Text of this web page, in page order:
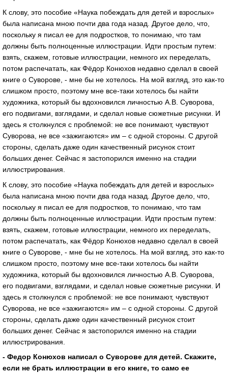
К слову, это пособие «Наука побеждать для детей и взрослых»
была написана мною почти два года назад. Другое дело, что,
поскольку я писал ее для подростков, то понимаю, что там
должны быть полноценные иллюстрации. Идти простым путем:
взять, скажем, готовые иллюстрации, немного их переделать,
потом распечатать, как Фёдор Конюхов недавно сделал в своей
книге о Суворове, - мне бы не хотелось. На мой взгляд, это как-то
слишком просто, поэтому мне все-таки хотелось бы найти
художника, который бы вдохновился личностью А.В. Суворова,
его подвигами, взглядами, и сделал новые сюжетные рисунки. И
здесь я столкнулся с проблемой: не все понимают, чувствуют
Суворова, не все «зажигаются» им – с одной стороны. С другой
стороны, сделать даже один качественный рисунок стоит
больших денег. Сейчас я застопорился именно на стадии
иллюстрирования.
К слову, это пособие «Наука побеждать для детей и взрослых»
была написана мною почти два года назад. Другое дело, что,
поскольку я писал ее для подростков, то понимаю, что там
должны быть полноценные иллюстрации. Идти простым путем:
взять, скажем, готовые иллюстрации, немного их переделать,
потом распечатать, как Фёдор Конюхов недавно сделал в своей
книге о Суворове, - мне бы не хотелось. На мой взгляд, это как-то
слишком просто, поэтому мне все-таки хотелось бы найти
художника, который бы вдохновился личностью А.В. Суворова,
его подвигами, взглядами, и сделал новые сюжетные рисунки. И
здесь я столкнулся с проблемой: не все понимают, чувствуют
Суворова, не все «зажигаются» им – с одной стороны. С другой
стороны, сделать даже один качественный рисунок стоит
больших денег. Сейчас я застопорился именно на стадии
иллюстрирования.
- Федор Конюхов написал о Суворове для детей. Скажите,
если не брать иллюстрации в его книге, то само ее